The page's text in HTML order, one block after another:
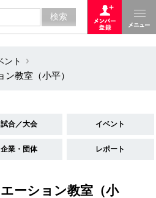
ント
ン教室（小平）
試合／大会 イベント
企業・団体 レポート
ーション教室（小